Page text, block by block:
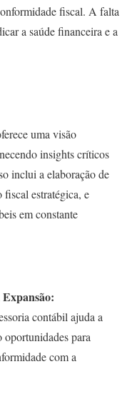
fiscal. A falta
a saúde financeira e a
uma visão
insights críticos
inclui a elaboração de
estratégica, e
em constante
contábil ajuda a
para
com a